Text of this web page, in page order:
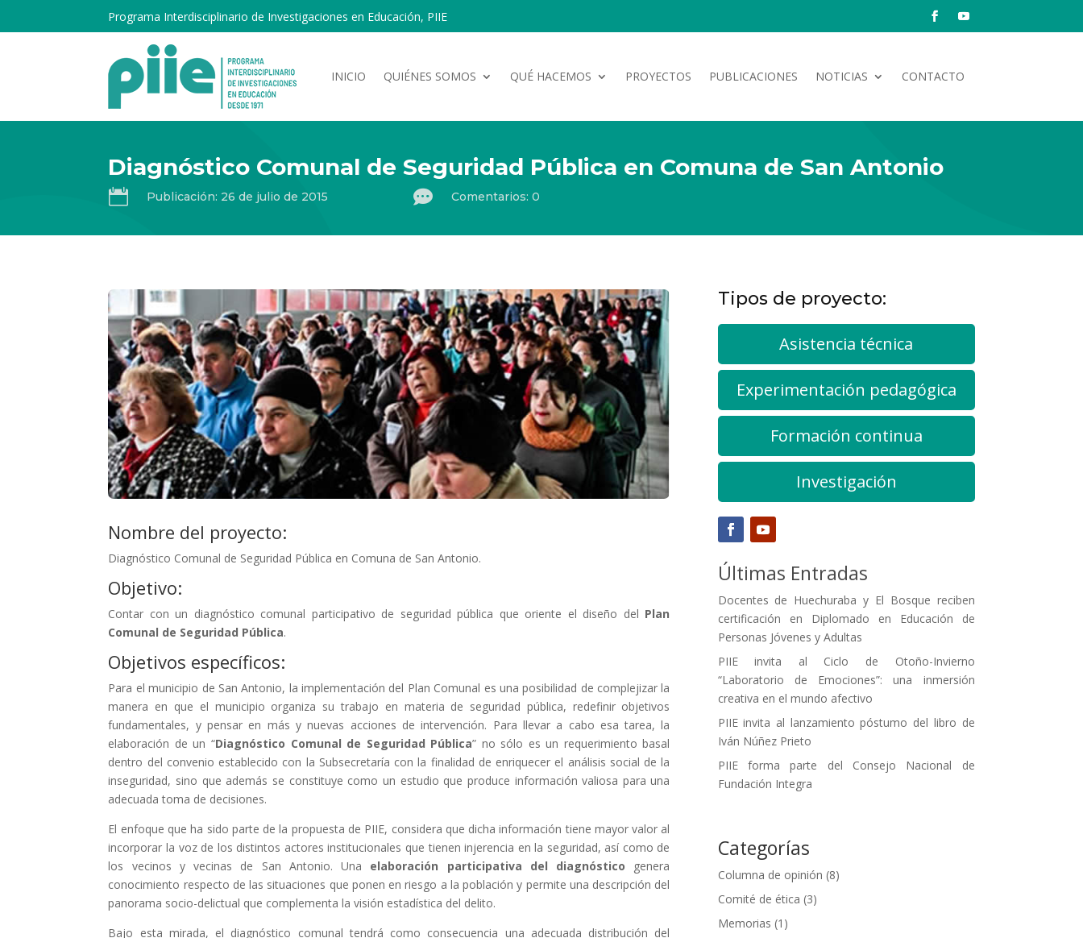
Programa Interdisciplinario de Investigaciones en Educación, PIIE
INICIO QUIÉNES SOMOS QUÉ HACEMOS PROYECTOS PUBLICACIONES NOTICIAS CONTACTO
Diagnóstico Comunal de Seguridad Pública en Comuna de San Antonio
 Publicación: 26 de julio de 2015  Comentarios: 0
Nombre del proyecto:
Diagnóstico Comunal de Seguridad Pública en Comuna de San Antonio.
Objetivo:
Contar con un diagnóstico comunal participativo de seguridad pública que oriente el diseño del Plan
Comunal de Seguridad Pública.
Objetivos específicos:
Para el municipio de San Antonio, la implementación del Plan Comunal es una posibilidad de complejizar la
manera en que el municipio organiza su trabajo en materia de seguridad pública, redefinir objetivos
fundamentales, y pensar en más y nuevas acciones de intervención. Para llevar a cabo esa tarea, la
elaboración de un “Diagnóstico Comunal de Seguridad Pública” no sólo es un requerimiento basal
dentro del convenio establecido con la Subsecretaría con la finalidad de enriquecer el análisis social de la
inseguridad, sino que además se constituye como un estudio que produce información valiosa para una
adecuada toma de decisiones.
El enfoque que ha sido parte de la propuesta de PIIE, considera que dicha información tiene mayor valor al
incorporar la voz de los distintos actores institucionales que tienen injerencia en la seguridad, así como de
los vecinos y vecinas de San Antonio. Una elaboración participativa del diagnóstico genera
conocimiento respecto de las situaciones que ponen en riesgo a la población y permite una descripción del
panorama socio-delictual que complementa la visión estadística del delito.
Bajo esta mirada, el diagnóstico comunal tendrá como consecuencia una adecuada distribución del
Tipos de proyecto:
Asistencia técnica
Experimentación pedagógica
Formación continua
Investigación
Últimas Entradas
Docentes de Huechuraba y El Bosque reciben
certificación en Diplomado en Educación de
Personas Jóvenes y Adultas
PIIE invita al Ciclo de Otoño-Invierno
“Laboratorio de Emociones”: una inmersión
creativa en el mundo afectivo
PIIE invita al lanzamiento póstumo del libro de
Iván Núñez Prieto
PIIE forma parte del Consejo Nacional de
Fundación Integra
Categorías
Columna de opinión (8)
Comité de ética (3)
Memorias (1)